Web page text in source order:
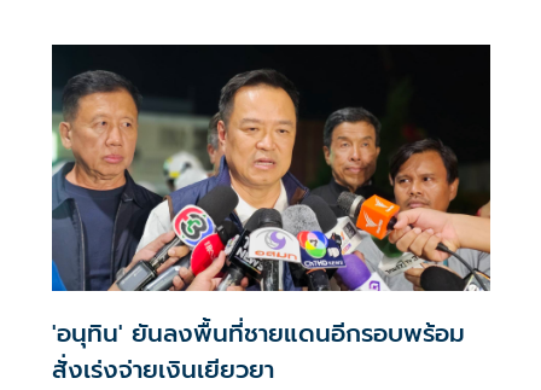
'อนุทิน' ยันลงพื้นที่ชายแดนอีกรอบพร้อม
สั่งเร่งจ่ายเงินเยียวยา